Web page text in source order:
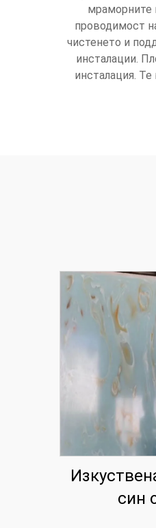
мраморните
проводимост
чистенето и
инсталации.
инсталация.
син